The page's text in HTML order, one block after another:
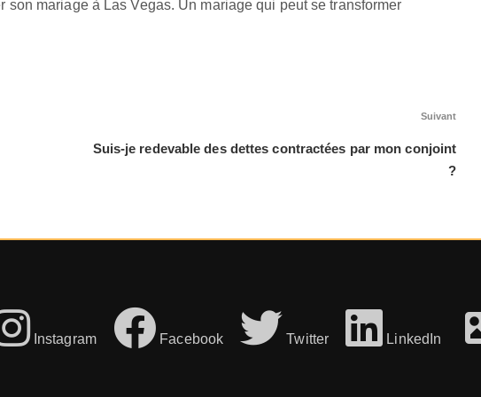
mariage à Las Vegas. Un mariage qui peut se transformer
Suivant
Suis-je redevable des dettes contractées par mon conjoint
?
Instagram Facebook Twitter LinkedIn